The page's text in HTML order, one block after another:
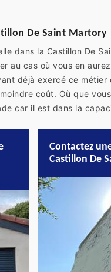
De Saint Martory
dans la Castillon De
au cas où vous en
déjà exercé ce métier
coût. Où que
car il est dans la
Contactez
Castillon De